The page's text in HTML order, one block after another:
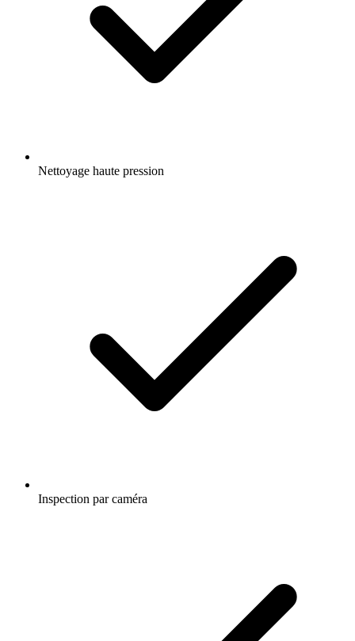
Nettoyage haute pression
Inspection par caméra